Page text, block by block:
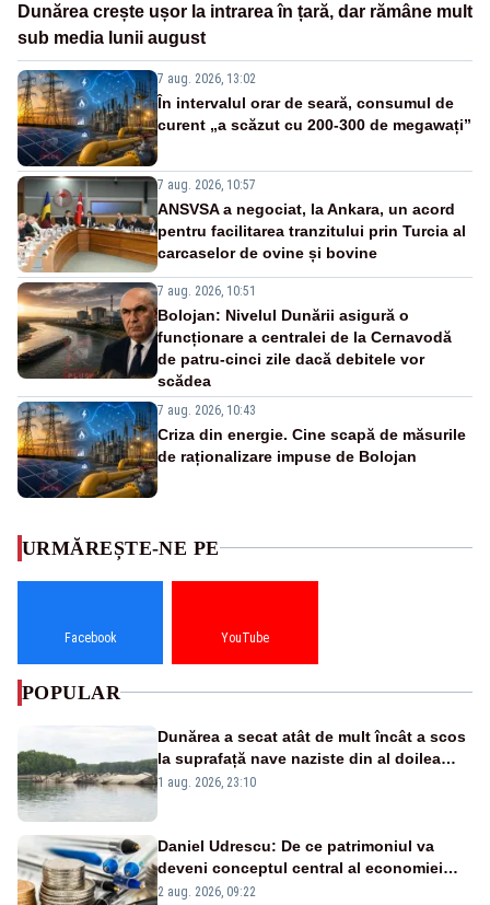
Dunărea crește ușor la intrarea în țară, dar rămâne mult
sub media lunii august
7 aug. 2026, 13:02
În intervalul orar de seară, consumul de
curent „a scăzut cu 200-300 de megawați”
7 aug. 2026, 10:57
ANSVSA a negociat, la Ankara, un acord
pentru facilitarea tranzitului prin Turcia al
carcaselor de ovine și bovine
7 aug. 2026, 10:51
Bolojan: Nivelul Dunării asigură o
funcționare a centralei de la Cernavodă
de patru-cinci zile dacă debitele vor
scădea
7 aug. 2026, 10:43
Criza din energie. Cine scapă de măsurile
de raționalizare impuse de Bolojan
URMĂREȘTE-NE PE
Facebook YouTube
POPULAR
Dunărea a secat atât de mult încât a scos
la suprafață nave naziste din al doilea
război mondial
1 aug. 2026, 23:10
Daniel Udrescu: De ce patrimoniul va
deveni conceptul central al economiei
viitoare?
2 aug. 2026, 09:22